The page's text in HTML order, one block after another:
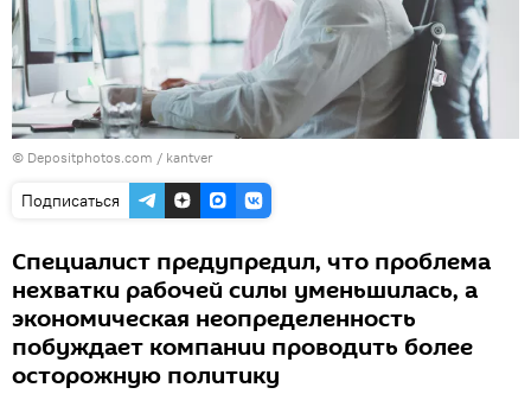
© Depositphotos.com / kantver
Подписаться
Специалист предупредил, что проблема
нехватки рабочей силы уменьшилась, а
экономическая неопределенность
побуждает компании проводить более
осторожную политику